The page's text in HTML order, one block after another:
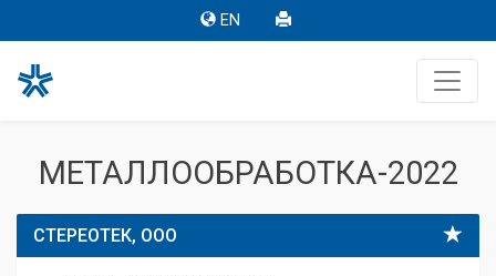
EN
МЕТАЛЛООБРАБОТКА-2022
СТЕРЕОТЕК, ООО